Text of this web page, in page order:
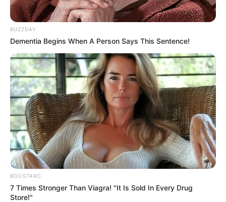
BUZZDAY
Dementia Begins When A Person Says This Sentence!
BOOSTARO
7 Times Stronger Than Viagra! "It Is Sold In Every Drug
Store!"